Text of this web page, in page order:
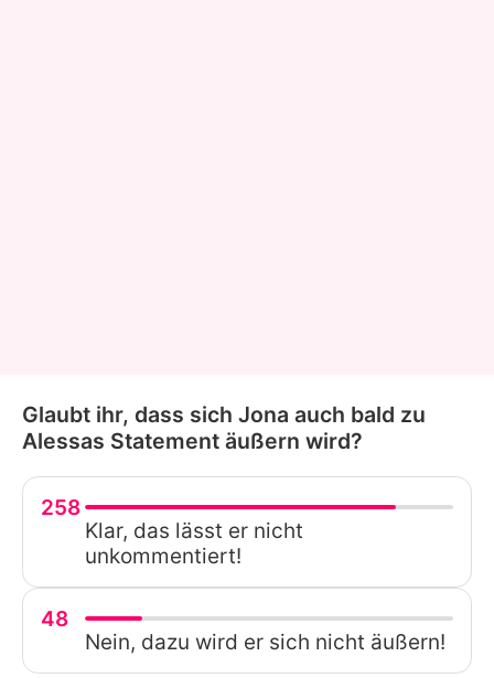
Glaubt ihr, dass sich Jona auch bald zu
Alessas Statement äußern wird?
258
Klar, das lässt er nicht
unkommentiert!
48
Nein, dazu wird er sich nicht äußern!